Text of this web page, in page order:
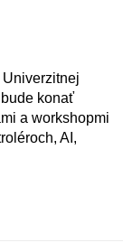
konať
a workshopmi
AI,